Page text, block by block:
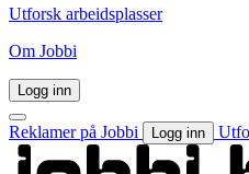
Utforsk arbeidsplasser
Om Jobbi
Logg inn
Reklamer på Jobbi Logg inn